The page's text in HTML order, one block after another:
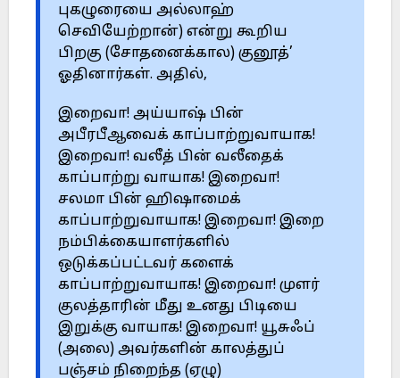
புகழுரையை அல்லாஹ்
செவியேற்றான்) என்று கூறிய
பிறகு (சோதனைக்கால) குனூத்’
ஓதினார்கள். அதில்,
இறைவா! அய்யாஷ் பின்
அபீரபீஆவைக் காப்பாற்றுவாயாக!
இறைவா! வலீத் பின் வலீதைக்
காப்பாற்று வாயாக! இறைவா!
சலமா பின் ஹிஷாமைக்
காப்பாற்றுவாயாக! இறைவா! இறை
நம்பிக்கையாளர்களில்
ஒடுக்கப்பட்டவர் களைக்
காப்பாற்றுவாயாக! இறைவா! முளர்
குலத்தாரின் மீது உனது பிடியை
இறுக்கு வாயாக! இறைவா! யூசுஃப்
(அலை) அவர்களின் காலத்துப்
பஞ்சம் நிறைந்த (ஏழு)